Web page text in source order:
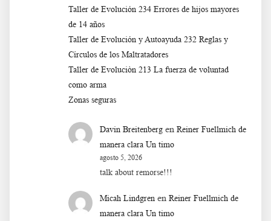
Taller de Evolución 234 Errores de hijos mayores
de 14 años
Taller de Evolución y Autoayuda 232 Reglas y
Círculos de los Maltratadores
Taller de Evoluciòn 213 La fuerza de voluntad
como arma
Zonas seguras
Davin Breitenberg en Reiner Fuellmich de
manera clara Un timo
agosto 5, 2026
talk about remorse!!!
Micah Lindgren en Reiner Fuellmich de
manera clara Un timo